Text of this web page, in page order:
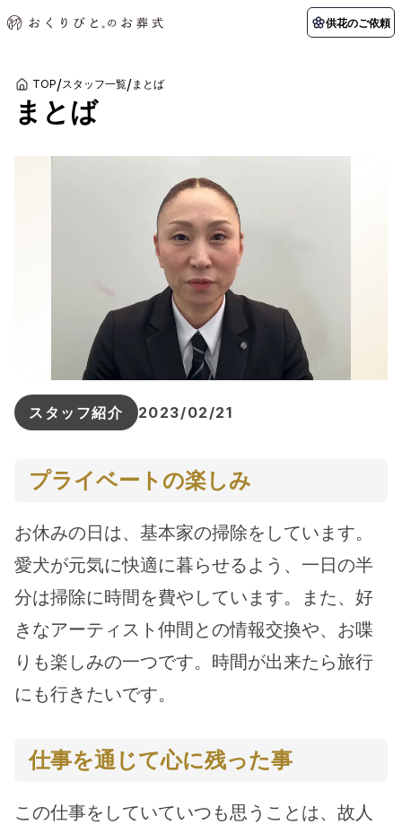
供花のご依頼
初めての方へ
会員制度
採用情報
店舗用地募集
関東エリア
神奈川県
函館市
お客様の声
葬儀の知識
TOP/スタッフ一覧/まとば
まとば
スタッフ紹介 2023/02/21
プライベートの楽しみ
お休みの日は、基本家の掃除をしています。
愛犬が元気に快適に暮らせるよう、一日の半
分は掃除に時間を費やしています。また、好
きなアーティスト仲間との情報交換や、お喋
りも楽しみの一つです。時間が出来たら旅行
にも行きたいです。
仕事を通じて心に残った事
この仕事をしていていつも思うことは、故人